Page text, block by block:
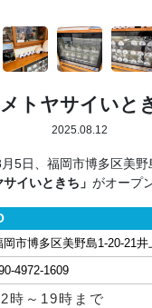
メトヤサイいと
2025.08.12
5日、福岡市博多区美野
サイいときち」 がオープ
岡市博多区美野島1-20-21
4972-1609
時～19時まで